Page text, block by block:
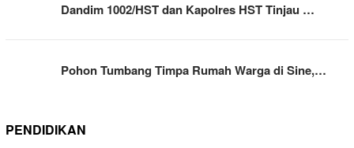
Dandim 1002/HST dan Kapolres HST Tinjau …
Pohon Tumbang Timpa Rumah Warga di Sine,…
PENDIDIKAN